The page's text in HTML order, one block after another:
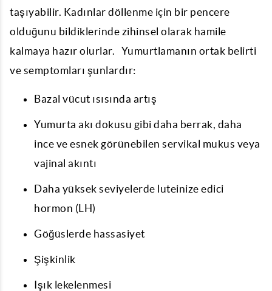
taşıyabilir. Kadınlar döllenme için bir pencere
olduğunu bildiklerinde zihinsel olarak hamile
kalmaya hazır olurlar. Yumurtlamanın ortak belirti
ve semptomları şunlardır:
Bazal vücut ısısında artış
Yumurta akı dokusu gibi daha berrak, daha
ince ve esnek görünebilen servikal mukus veya
vajinal akıntı
Daha yüksek seviyelerde luteinize edici
hormon (LH)
Göğüslerde hassasiyet
Şişkinlik
Işık lekelenmesi